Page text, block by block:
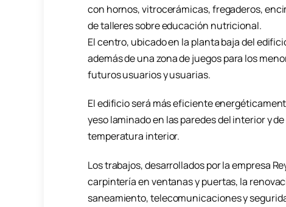
con hornos, vitrocerámicas, fregaderos,
de talleres sobre educación nutricional.
El centro, ubicado en la planta baja del
además de una zona de juegos para los
futuros usuarios y usuarias.
El edificio será más eficiente
yeso laminado en las paredes del interior y
temperatura interior.
Los trabajos, desarrollados por la empresa
carpintería en ventanas y puertas, la
saneamiento, telecomunicaciones y